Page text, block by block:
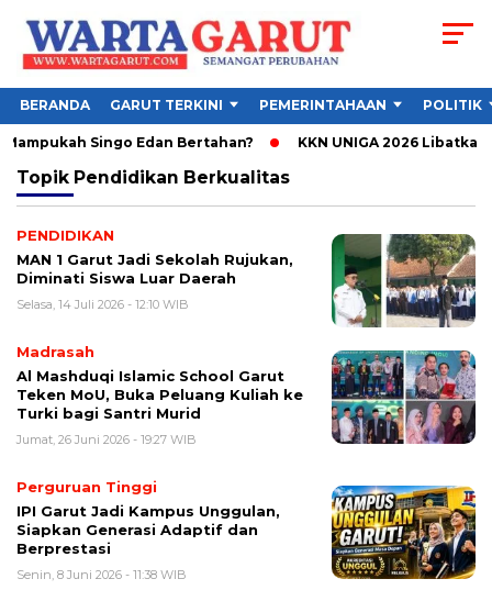
BERANDA GARUT TERKINI PEMERINTAHAAN POLITIK
Singo Edan Bertahan? KKN UNIGA 2026 Libatkan
Topik Pendidikan Berkualitas
PENDIDIKAN
MAN 1 Garut Jadi Sekolah Rujukan,
Diminati Siswa Luar Daerah
Selasa, 14 Juli 2026 - 12:10 WIB
Madrasah
Al Mashduqi Islamic School Garut
Teken MoU, Buka Peluang Kuliah ke
Turki bagi Santri Murid
Jumat, 26 Juni 2026 - 19:27 WIB
Perguruan Tinggi
IPI Garut Jadi Kampus Unggulan,
Siapkan Generasi Adaptif dan
Berprestasi
Senin, 8 Juni 2026 - 11:38 WIB